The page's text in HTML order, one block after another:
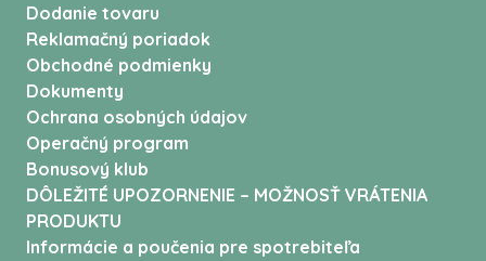
Dodanie tovaru
Reklamačný poriadok
Obchodné podmienky
Dokumenty
Ochrana osobných údajov
Operačný program
Bonusový klub
DÔLEŽITÉ UPOZORNENIE – MOŽNOSŤ VRÁTENIA
PRODUKTU
Informácie a poučenia pre spotrebiteľa